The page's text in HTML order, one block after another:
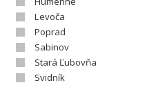
Levoča
Poprad
Sabinov
Stará Ľubovňa
Svidník